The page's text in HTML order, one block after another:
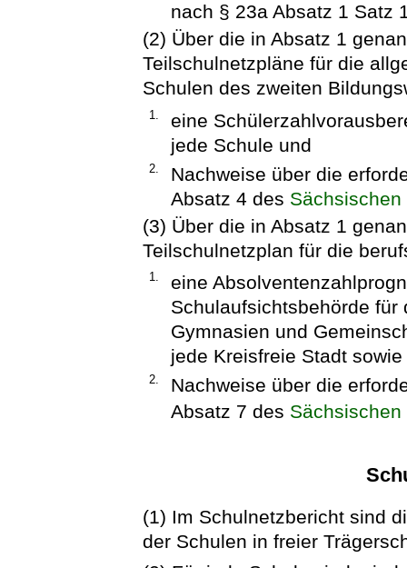
nach § 23a Absatz 1 Satz
(2) Über die in Absatz 1
Teilschulnetzpläne für die
Schulen des zweiten
1.
eine
jede Schule und
2.
Nachweise über die
Absatz 4 des
(3) Über die in Absatz 1
Teilschulnetzplan für die
1.
eine
Schulaufsichtsbehörde
Gymnasien und
jede Kreisfreie Stadt sowie
2.
Nachweise über die
Absatz 7 des
(1) Im Schulnetzbericht sind
der Schulen in freier